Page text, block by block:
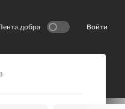
добра Войти